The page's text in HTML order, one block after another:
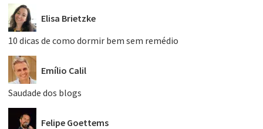
Elisa Brietzke
10 dicas de como dormir bem sem remédio
Emílio Calil
Saudade dos blogs
Felipe Goettems